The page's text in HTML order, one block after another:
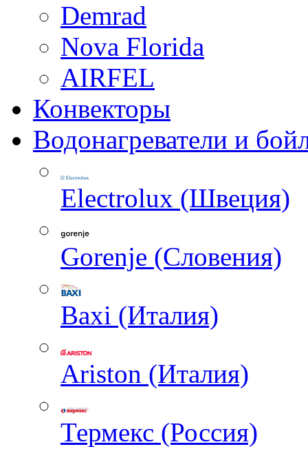
Demrad
Nova Florida
AIRFEL
Конвекторы
Водонагреватели и
Electrolux (Швеция)
Gorenje (Словения)
Baxi (Италия)
Ariston (Италия)
Термекс (Россия)